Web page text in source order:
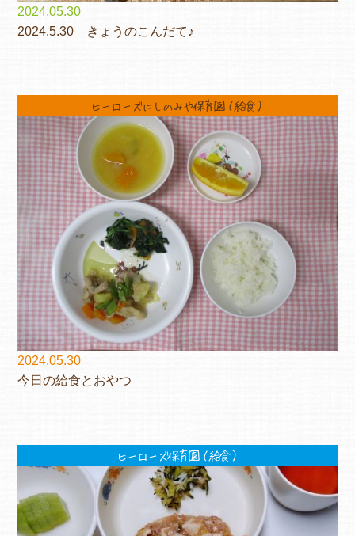
2024.05.30
2024.5.30 きょうのこんだて♪
ヒーローズにしのみや保育園（給食）
2024.05.30
今日の給食とおやつ
ヒーローズ保育園（給食）